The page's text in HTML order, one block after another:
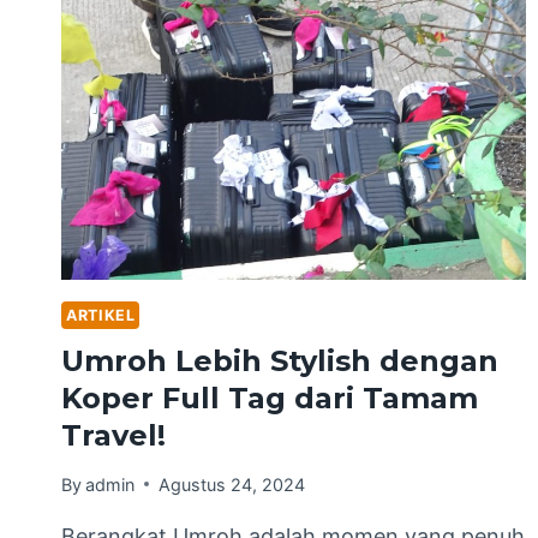
ARTIKEL
Umroh Lebih Stylish dengan
Koper Full Tag dari Tamam
Travel!
Byadmin Agustus 24, 2024